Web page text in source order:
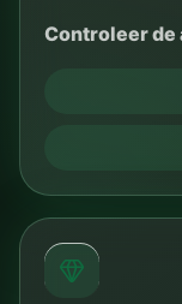
Controleer